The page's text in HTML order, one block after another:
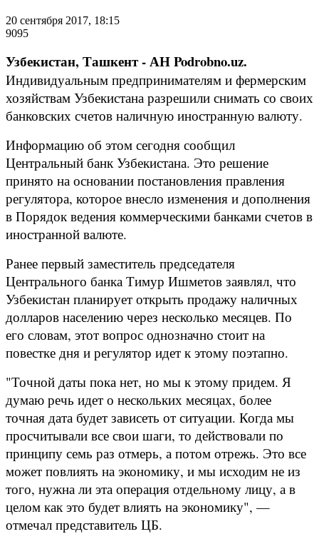
20 сентября 2017, 18:15
9095
Узбекистан, Ташкент - АН Podrobno.uz.
Индивидуальным предпринимателям и фермерским
хозяйствам Узбекистана разрешили снимать со своих
банковских счетов наличную иностранную валюту.
Информацию об этом сегодня сообщил
Центральный банк Узбекистана. Это решение
принято на основании постановления правления
регулятора, которое внесло изменения и дополнения
в Порядок ведения коммерческими банками счетов в
иностранной валюте.
Ранее первый заместитель председателя
Центрального банка Тимур Ишметов заявлял, что
Узбекистан планирует открыть продажу наличных
долларов населению через несколько месяцев. По
его словам, этот вопрос однозначно стоит на
повестке дня и регулятор идет к этому поэтапно.
"Точной даты пока нет, но мы к этому придем. Я
думаю речь идет о нескольких месяцах, более
точная дата будет зависеть от ситуации. Когда мы
просчитывали все свои шаги, то действовали по
принципу семь раз отмерь, а потом отрежь. Это все
может повлиять на экономику, и мы исходим не из
того, нужна ли эта операция отдельному лицу, а в
целом как это будет влиять на экономику", —
отмечал представитель ЦБ.